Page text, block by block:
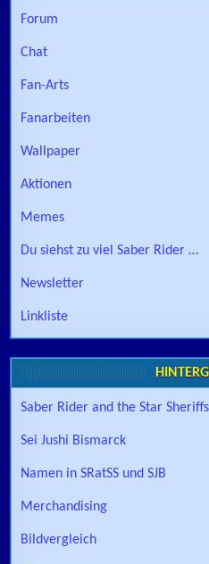
Forum
Chat
Fan-Arts
Fanarbeiten
Wallpaper
Aktionen
Memes
Du siehst zu viel Saber Rider …
Newsletter
Linkliste
Saber Rider and the Star Sheriffs
Sei Jushi Bismarck
Namen in SRatSS und SJB
Merchandising
Bildvergleich